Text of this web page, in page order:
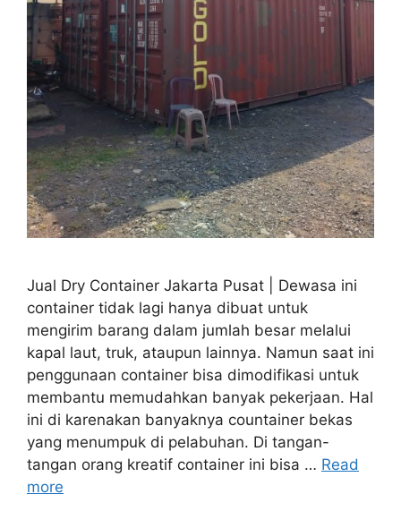
Jual Dry Container Jakarta Pusat | Dewasa ini
container tidak lagi hanya dibuat untuk
mengirim barang dalam jumlah besar melalui
kapal laut, truk, ataupun lainnya. Namun saat ini
penggunaan container bisa dimodifikasi untuk
membantu memudahkan banyak pekerjaan. Hal
ini di karenakan banyaknya countainer bekas
yang menumpuk di pelabuhan. Di tangan-
tangan orang kreatif container ini bisa … Read
more